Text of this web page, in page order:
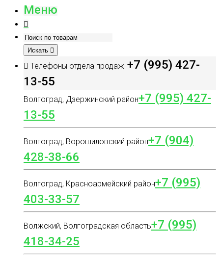
Меню
Искать
Телефоны отдела продаж +7 (995) 427-
13-55
Волгоград, Дзержинский район+7 (995) 427-
13-55
Волгоград, Ворошиловский район+7 (904)
428-38-66
Волгоград, Красноармейский район+7 (995)
403-33-57
Волжский, Волгоградская область+7 (995)
418-34-25